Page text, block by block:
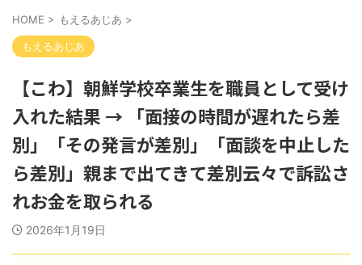
HOME > もえるあじあ >
もえるあじあ
【こわ】朝鮮学校卒業生を職員として受け
入れた結果 → 「面接の時間が遅れたら差
別」「その発言が差別」「面談を中止した
ら差別」親まで出てきて差別云々で訴訟さ
れお金を取られる
2026年1月19日